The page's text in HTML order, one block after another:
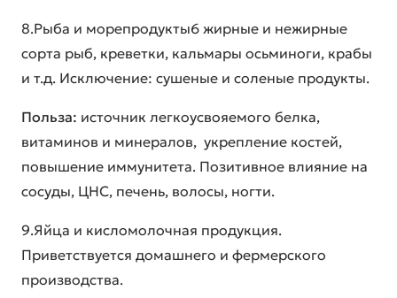
8.Рыба и морепродукты6 жирные и нежирные
сорта рыб, креветки, кальмары осьминоги, крабы
и т.д. Исключение: сушеные и соленые продукты.
Польза: источник легкоусвояемого белка,
витаминов и минералов, укрепление костей,
повышение иммунитета. Позитивное влияние на
сосуды, ЦНС, печень, волосы, ногти.
9.Яйца и кисломолочная продукция.
Приветствуется домашнего и фермерского
производства.